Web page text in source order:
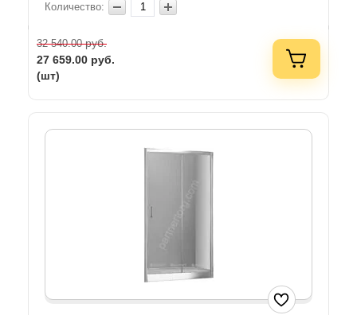
Количество:
32 540.00руб.
27 659.00 руб.
(шт)